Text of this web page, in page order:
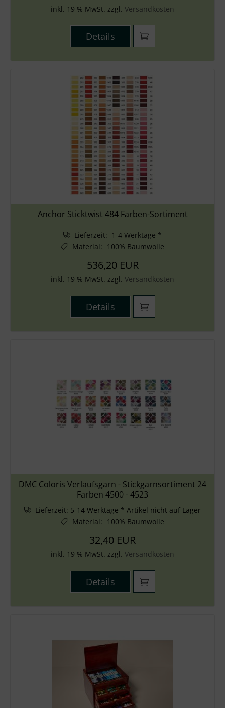
inkl. 19 % MwSt. zzgl. Versandkosten
Details
Anchor Sticktwist 484 Farben-Sortiment
Lieferzeit: 1-4 Werktage *
Material: 100% Baumwolle
536,20 EUR
inkl. 19 % MwSt. zzgl. Versandkosten
Details
DMC Coloris Verlaufsgarn - Stickgarnsortiment 24
Farben 4500 - 4523
Lieferzeit: 5-14 Werktage * Artikel nicht auf Lager
Material: 100% Baumwolle
32,40 EUR
inkl. 19 % MwSt. zzgl. Versandkosten
Details